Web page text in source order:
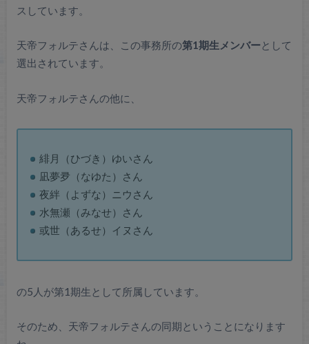
スしています。
天帝フォルテさんは、この事務所の第1期生メンバーとして
選出されています。
天帝フォルテさんの他に、
緋月（ひづき）ゆいさん
凪夢夛（なゆた）さん
夜絆（よずな）ニウさん
水無瀬（みなせ）さん
或世（あるせ）イヌさん
の5人が第1期生として所属しています。
そのため、天帝フォルテさんの同期ということになります